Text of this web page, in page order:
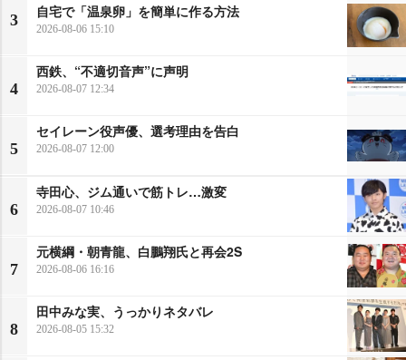
3
自宅で「温泉卵」を簡単に作る方法
2026-08-06 15:10
4
西鉄、“不適切音声”に声明
2026-08-07 12:34
5
セイレーン役声優、選考理由を告白
2026-08-07 12:00
6
寺田心、ジム通いで筋トレ…激変
2026-08-07 10:46
7
元横綱・朝青龍、白鵬翔氏と再会2S
2026-08-06 16:16
8
田中みな実、うっかりネタバレ
2026-08-05 15:32